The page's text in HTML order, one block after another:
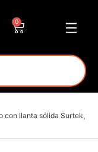
0
llanta sólida Surtek,